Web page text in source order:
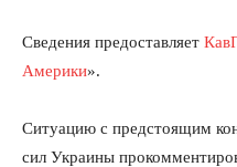
Сведения предоставляет
Америки».
Ситуацию с предстоящим
сил Украины